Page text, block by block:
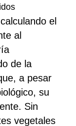
el
al
de la
a pesar
su
Sin
vegetales